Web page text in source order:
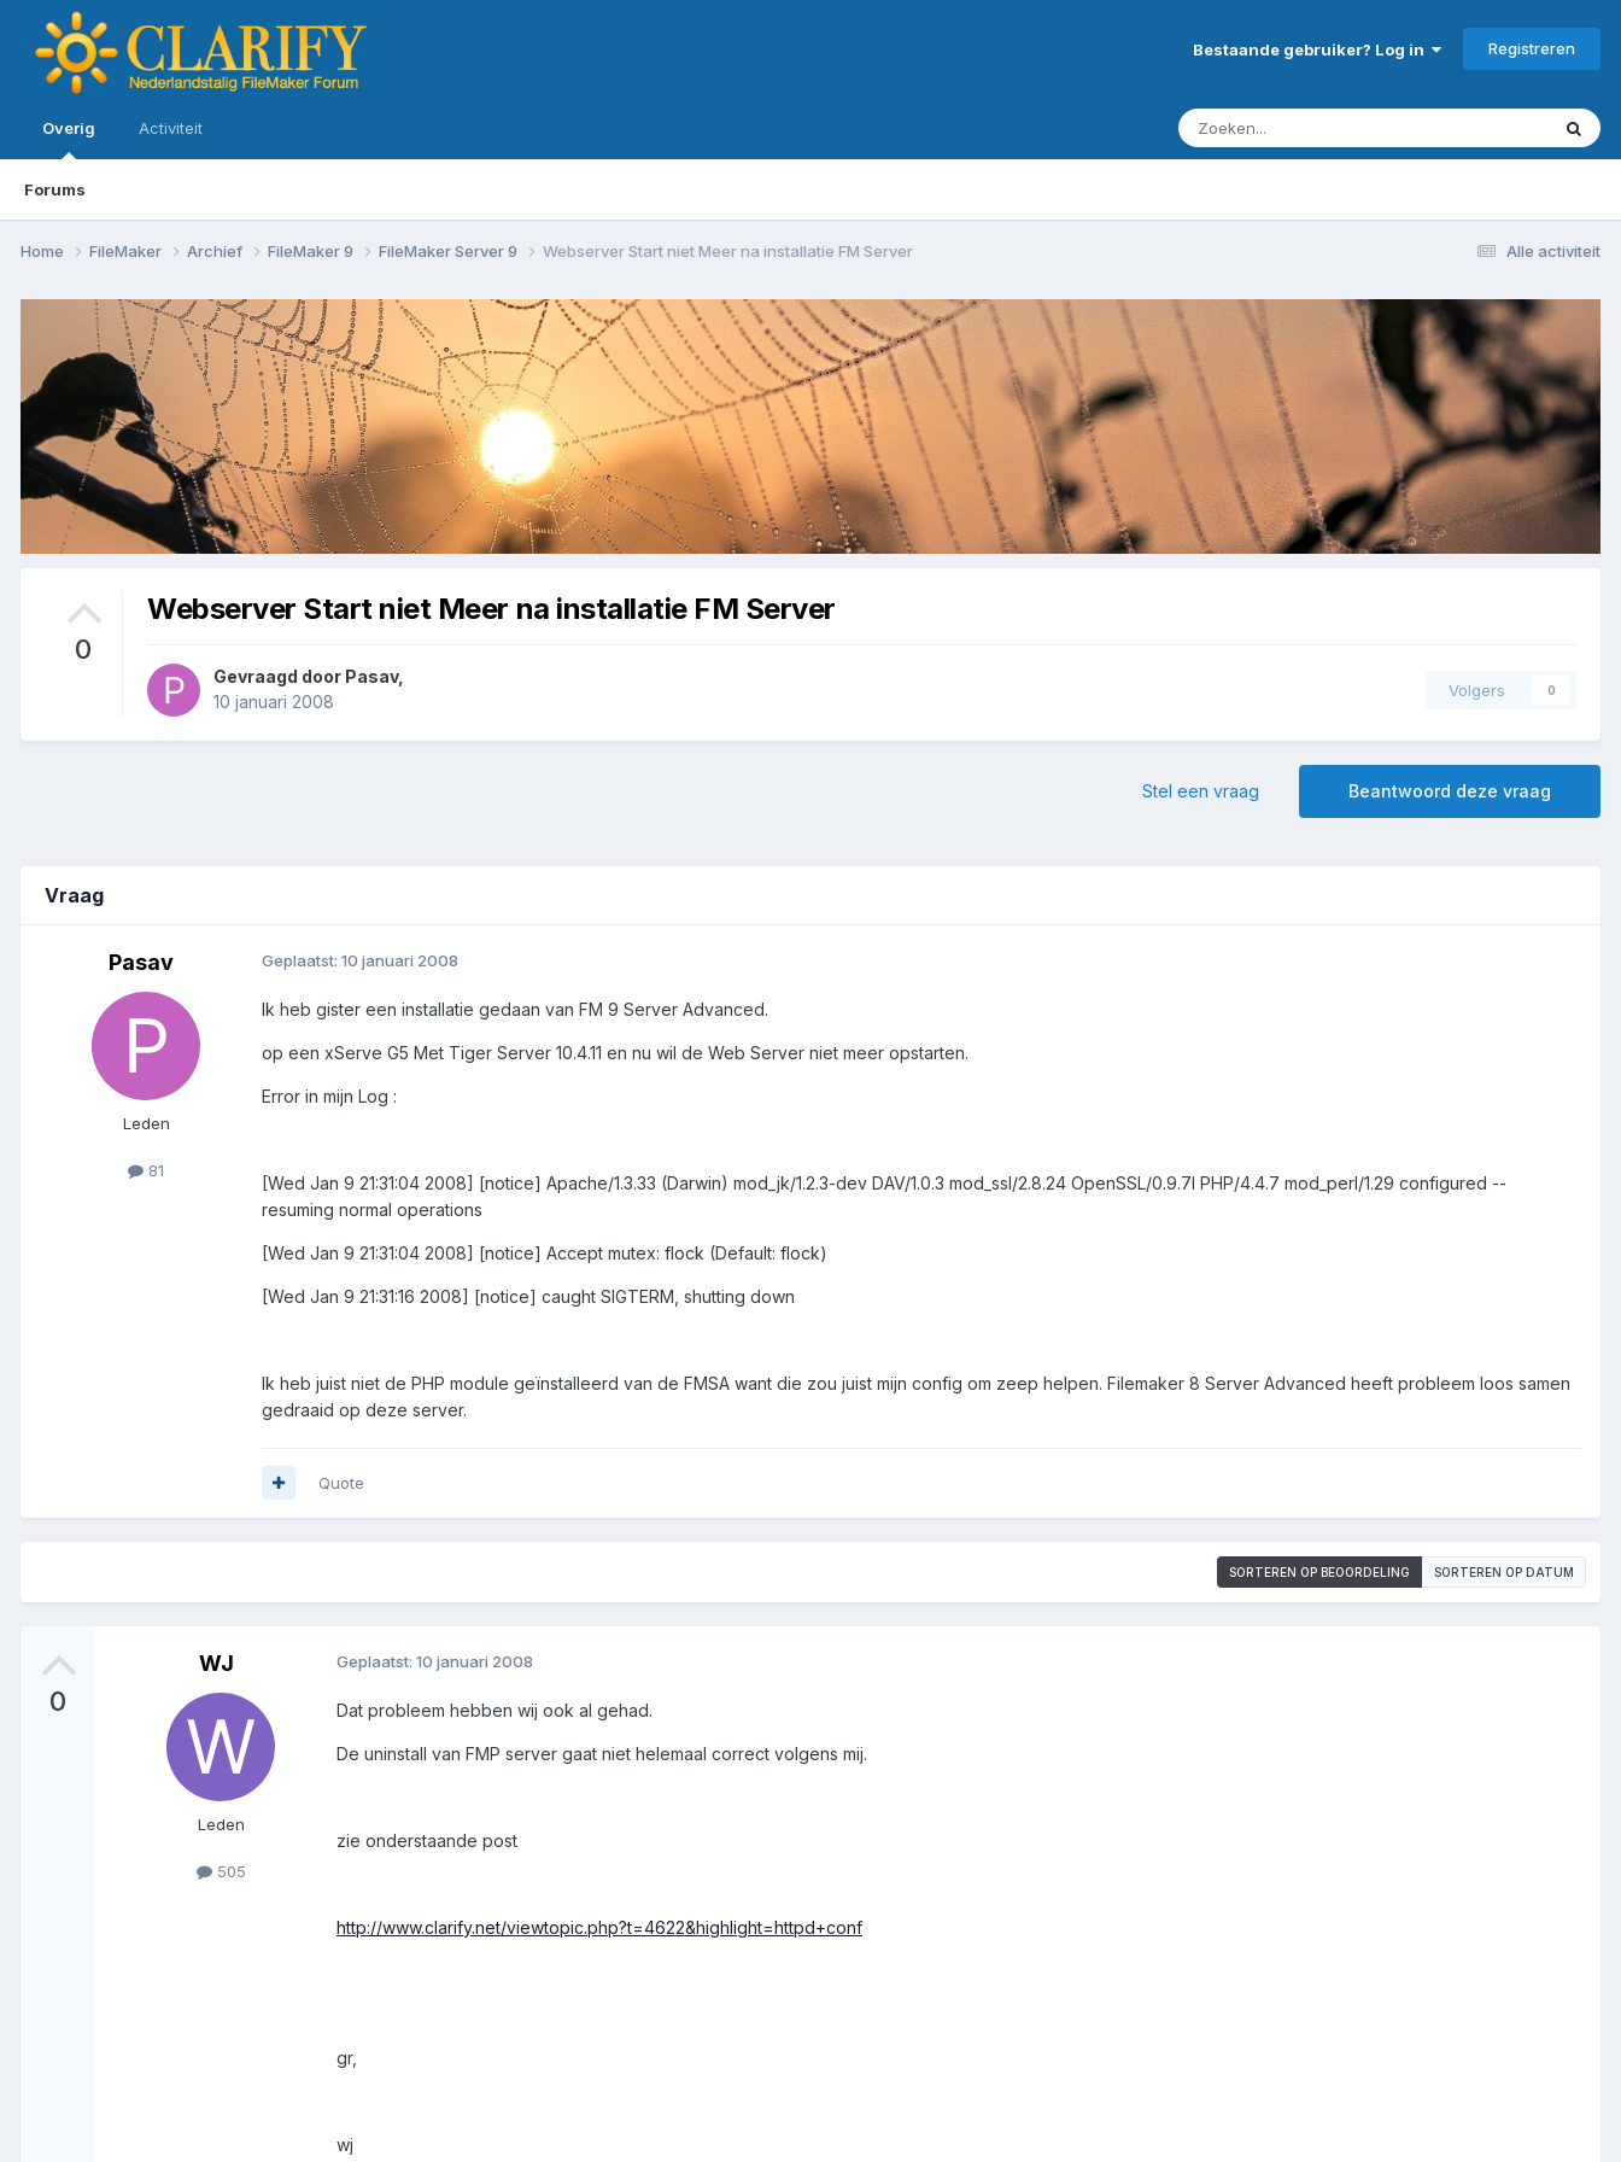
Bestaande gebruiker? Log in Registreren
Overig
Forums
Activiteit
Alle activiteit
Home FileMaker Archief FileMaker 9 FileMaker Server 9 Webserver Start niet Meer na installatie FM Server
0
Webserver Start niet Meer na installatie FM Server
Gevraagd door Pasav,
10 januari 2008
Volgers 0
Beantwoord deze vraag
Stel een vraag
Vraag
Pasav
Leden
81
Geplaatst: 10 januari 2008
Ik heb gister een installatie gedaan van FM 9 Server Advanced.
op een xServe G5 Met Tiger Server 10.4.11 en nu wil de Web Server niet meer opstarten.
Error in mijn Log :
[Wed Jan 9 21:31:04 2008] [notice] Apache/1.3.33 (Darwin) mod_jk/1.2.3-dev DAV/1.0.3 mod_ssl/2.8.24 OpenSSL/0.9.7l PHP/4.4.7 mod_perl/1.29 configured --
resuming normal operations
[Wed Jan 9 21:31:04 2008] [notice] Accept mutex: flock (Default: flock)
[Wed Jan 9 21:31:16 2008] [notice] caught SIGTERM, shutting down
Ik heb juist niet de PHP module geïnstalleerd van de FMSA want die zou juist mijn config om zeep helpen. Filemaker 8 Server Advanced heeft probleem loos samen
gedraaid op deze server.
Quote
SORTEREN OP BEOORDELING SORTEREN OP DATUM
0
WJ
Leden
505
Geplaatst: 10 januari 2008
Dat probleem hebben wij ook al gehad.
De uninstall van FMP server gaat niet helemaal correct volgens mij.
zie onderstaande post
http://www.clarify.net/viewtopic.php?t=4622&highlight=httpd+conf
gr,
wj